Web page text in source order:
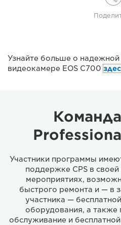
Узнайте больше о
видеокамере EOS C700
Участники программы
поддержке CPS в
мероприятиях,
быстрого ремонта и — в
участника —
оборудования, а также
обслуживание и